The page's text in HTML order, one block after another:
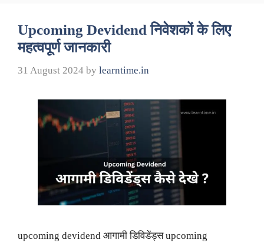
Upcoming Devidend निवेशकों के लिए
महत्वपूर्ण जानकारी
31 August 2024 by learntime.in
upcoming devidend आगामी डिविडेंड्स upcoming